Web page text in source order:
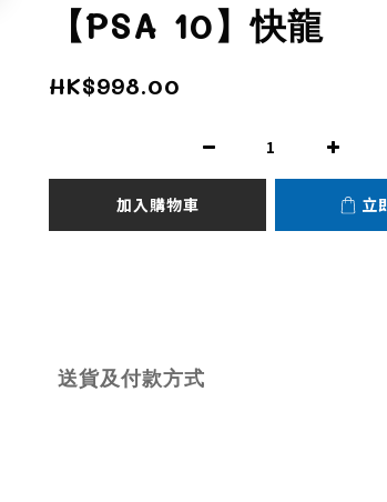
【PSA 10】快龍
HK$998.00
加入購物車 立
送貨及付款方式